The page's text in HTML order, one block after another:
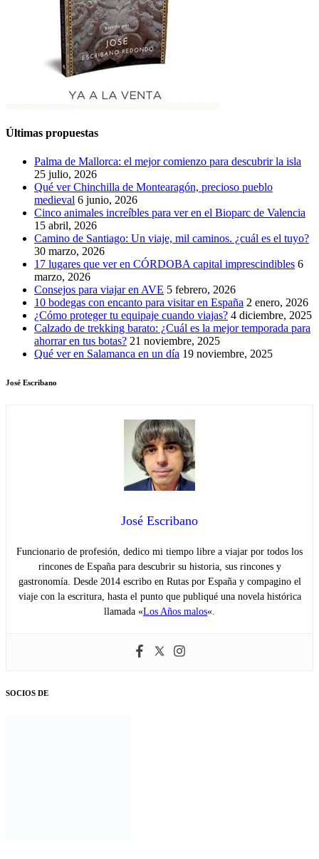
Últimas propuestas
Palma de Mallorca: el mejor comienzo para descubrir la isla
25 julio, 2026
Qué ver Chinchilla de Montearagón, precioso pueblo
medieval 6 junio, 2026
Cinco animales increíbles para ver en el Bioparc de Valencia
15 abril, 2026
Camino de Santiago: Un viaje, mil caminos. ¿cuál es el tuyo?
30 marzo, 2026
17 lugares que ver en CÓRDOBA capital imprescindibles 6
marzo, 2026
Consejos para viajar en AVE 5 febrero, 2026
10 bodegas con encanto para visitar en España 2 enero, 2026
¿Cómo proteger tu equipaje cuando viajas? 4 diciembre, 2025
Calzado de trekking barato: ¿Cuál es la mejor temporada para
ahorrar en tus botas? 21 noviembre, 2025
Qué ver en Salamanca en un día 19 noviembre, 2025
José Escribano
José Escribano
Funcionario de profesión, dedico mi tiempo libre a viajar por todos los
rincones de España para descubrir su historia, sus rincones y
gastronomía. Desde 2014 escribo en Rutas por España y compagino el
viaje con la escritura, hasta el punto que publiqué una novela histórica
llamada «Los Años malos«.
SOCIOS DE